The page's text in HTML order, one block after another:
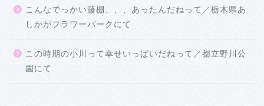
こんなでっかい藤棚、、、あったんだねって／栃木県あ
しかがフラワーパークにて
この時期の小川って幸せいっぱいだねって／都立野川公
園にて